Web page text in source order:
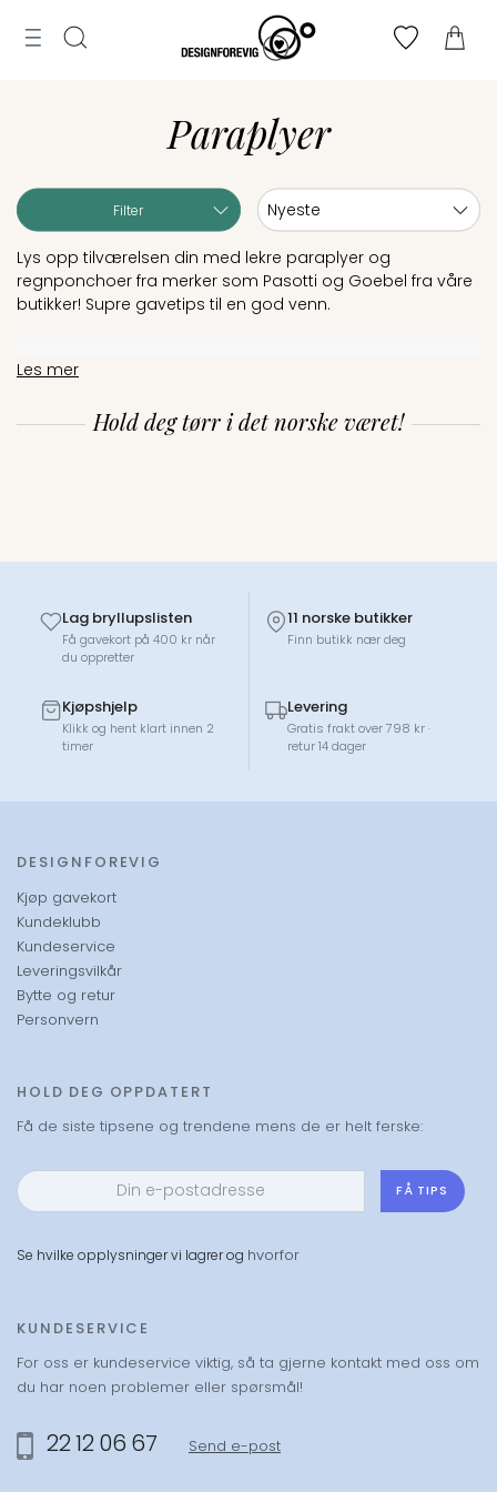
MENY
Til
Merker
Paraplyer
Filter
Sortering:
Lys opp tilværelsen din med lekre paraplyer og
regnponchoer fra merker som Pasotti og Goebel fra våre
butikker! Supre gavetips til en god venn.
Les mer
Hold deg tørr i det norske været!
Lag bryllupslisten
Få gavekort på 400 kr når
du oppretter
11 norske butikker
Finn butikk nær deg
Kjøpshjelp
Klikk og hent klart innen 2
timer
Levering
Gratis frakt over 798 kr ·
retur 14 dager
DESIGNFOREVIG
Kjøp gavekort
Kundeklubb
Kundeservice
Leveringsvilkår
Bytte og retur
Personvern
HOLD DEG OPPDATERT
Få de siste tipsene og trendene mens de er helt ferske:
FÅ TIPS
Se hvilke opplysninger vi lagrer og hvorfor
KUNDESERVICE
For oss er kundeservice viktig, så ta gjerne kontakt med oss om
du har noen problemer eller spørsmål!
22 12 06 67 Send e-post